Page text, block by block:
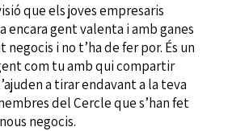
que els joves empresaris
encara gent valenta i amb ganes
i no t’ha de fer por. És un
com tu amb qui compartir
a tirar endavant a la teva
del Cercle que s’han fet
negocis.